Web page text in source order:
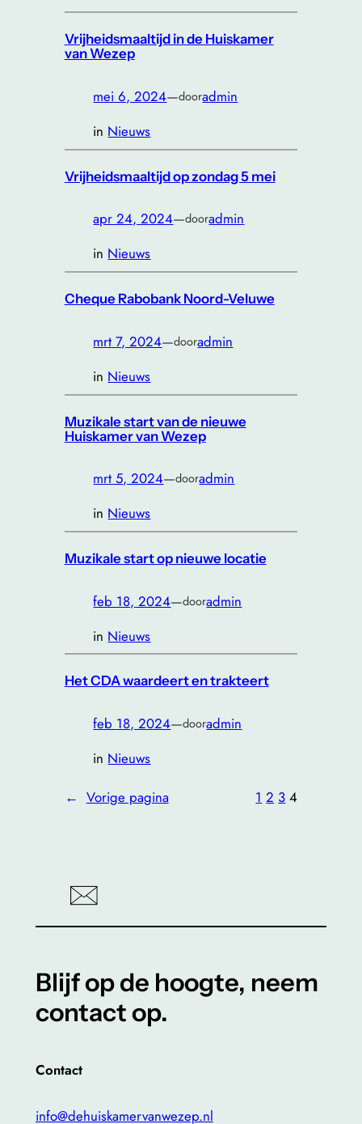
Vrijheidsmaaltijd in de Huiskamer
van Wezep
mei 6, 2024—dooradmin
in Nieuws
Vrijheidsmaaltijd op zondag 5 mei
apr 24, 2024—dooradmin
in Nieuws
Cheque Rabobank Noord-Veluwe
mrt 7, 2024—dooradmin
in Nieuws
Muzikale start van de nieuwe
Huiskamer van Wezep
mrt 5, 2024—dooradmin
in Nieuws
Muzikale start op nieuwe locatie
feb 18, 2024—dooradmin
in Nieuws
Het CDA waardeert en trakteert
feb 18, 2024—dooradmin
in Nieuws
← Vorige pagina 1 2 3 4
Blijf op de hoogte, neem
contact op.
Contact
info@dehuiskamervanwezep.nl